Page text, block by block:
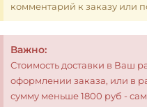
комментарий к заказу или
Важно:
Стоимость доставки в Ваш
оформлении заказа, или в
сумму меньше 1800 руб -